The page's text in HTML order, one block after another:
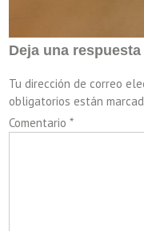
Deja una respuesta
Tu dirección de correo
obligatorios están
Comentario*